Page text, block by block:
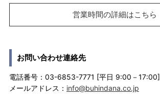
営業時間の詳細はこちら
お問い合わせ連絡先
電話番号：03-6853-7771 [平日 9:00－17:00]
メールアドレス： info@buhindana.co.jp